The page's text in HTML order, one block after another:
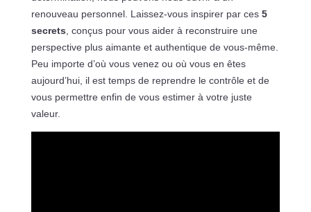
renouveau personnel. Laissez-vous inspirer par ces 5
secrets , conçus pour vous aider à reconstruire une
perspective plus aimante et authentique de vous-même.
Peu importe d’où vous venez ou où vous en êtes
aujourd’hui, il est temps de reprendre le contrôle et de
vous permettre enfin de vous estimer à votre juste
valeur.